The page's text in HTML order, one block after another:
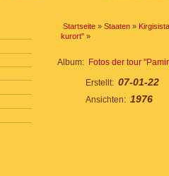
Startseite » Staaten »
kurort" »
Album: Fotos der tour
Erstellt: 07-01-22
Ansichten: 1976